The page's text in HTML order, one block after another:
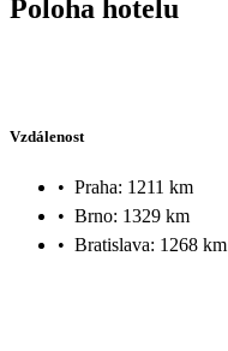
Poloha hotelu
Vzdálenost
• Praha: 1211 km
• Brno: 1329 km
• Bratislava: 1268 km